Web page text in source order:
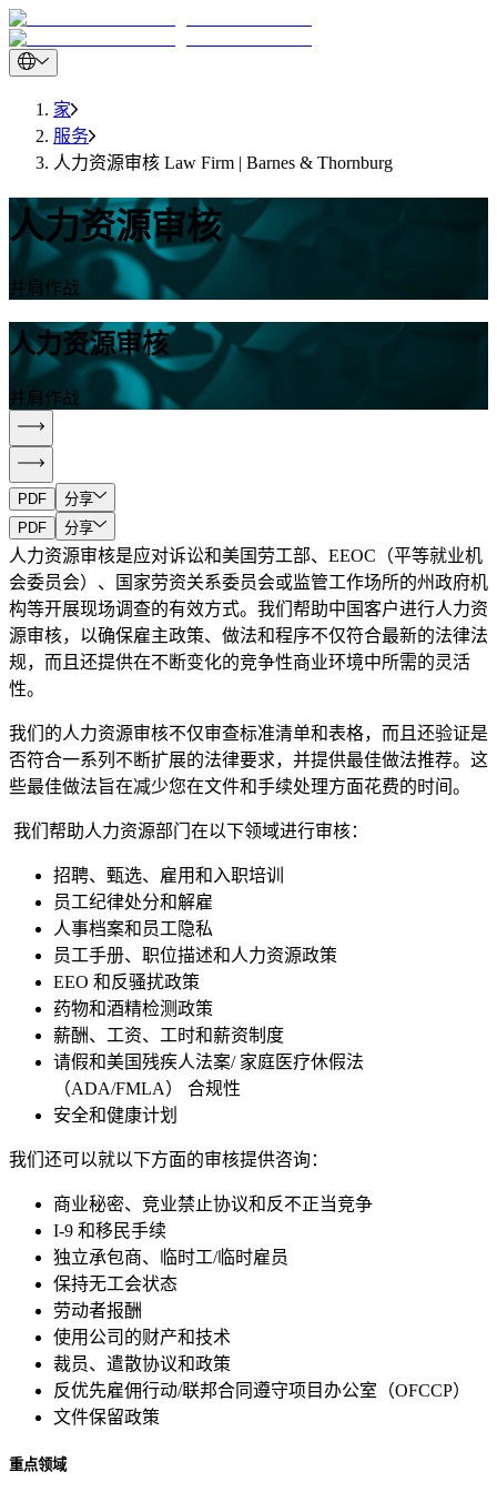
家
服务
人力资源审核 Law Firm | Barnes & Thornburg
人力资源审核
并肩作战
人力资源审核
并肩作战
PDF
分享
PDF
分享
人力资源审核是应对诉讼和美国劳工部、EEOC（平等就业机
会委员会）、国家劳资关系委员会或监管工作场所的州政府机
构等开展现场调查的有效方式。我们帮助中国客户进行人力资
源审核，以确保雇主政策、做法和程序不仅符合最新的法律法
规，而且还提供在不断变化的竞争性商业环境中所需的灵活
性。
我们的人力资源审核不仅审查标准清单和表格，而且还验证是
否符合一系列不断扩展的法律要求，并提供最佳做法推荐。这
些最佳做法旨在减少您在文件和手续处理方面花费的时间。
我们帮助人力资源部门在以下领域进行审核：
招聘、甄选、雇用和入职培训
员工纪律处分和解雇
人事档案和员工隐私
员工手册、职位描述和人力资源政策
EEO 和反骚扰政策
药物和酒精检测政策
薪酬、工资、工时和薪资制度
请假和美国残疾人法案/ 家庭医疗休假法
（ADA/FMLA）
合规性
安全和健康计划
我们还可以就以下方面的审核提供咨询：
商业秘密、竞业禁止协议和反不正当竞争
I-9 和移民手续
独立承包商、临时工/临时雇员
保持无工会状态
劳动者报酬
使用公司的财产和技术
裁员、遣散协议和政策
反优先雇佣行动/联邦合同遵守项目办公室（OFCCP）
文件保留政策
重点领域